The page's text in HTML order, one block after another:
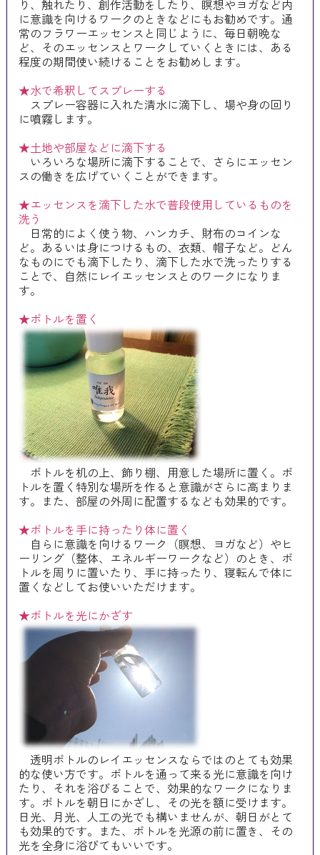
り、触れたり、創作活動をしたり、瞑想やヨガなど内
に意識を向けるワークのときなどにもお勧めです。通
常のフラワーエッセンスと同じように、毎日朝晩な
ど、そのエッセンスとワークしていくときには、ある
程度の期間使い続けることをお勧めします。
★水で希釈してスプレーする
スプレー容器に入れた清水に滴下し、場や身の回り
に噴霧します。
★土地や部屋などに滴下する
いろいろな場所に滴下することで、さらにエッセン
スの働きを広げていくことができます。
★エッセンスを滴下した水で普段使用しているものを
洗う
日常的によく使う物、ハンカチ、財布のコインな
ど。あるいは身につけるもの、衣類、帽子など。どん
なものにでも滴下したり、滴下した水で洗ったりする
ことで、自然にレイエッセンスとのワークになりま
す。
★ボトルを置く
ボトルを机の上、飾り棚、用意した場所に置く。ボ
トルを置く特別な場所を作ると意識がさらに高まりま
す。また、部屋の外周に配置するなども効果的です。
★ボトルを手に持ったり体に置く
自らに意識を向けるワーク（瞑想、ヨガなど）やヒ
ーリング（整体、エネルギーワークなど）のとき、ボ
トルを周りに置いたり、手に持ったり、寝転んで体に
置くなどしてお使いいただけます。
★ボトルを光にかざす
透明ボトルのレイエッセンスならではのとても効果
的な使い方です。ボトルを通って来る光に意識を向け
たり、それを浴びることで、効果的なワークになりま
す。ボトルを朝日にかざし、その光を額に受けます。
日光、月光、人工の光でも構いませんが、朝日がとて
も効果的です。また、ボトルを光源の前に置き、その
光を全身に浴びてもいいです。